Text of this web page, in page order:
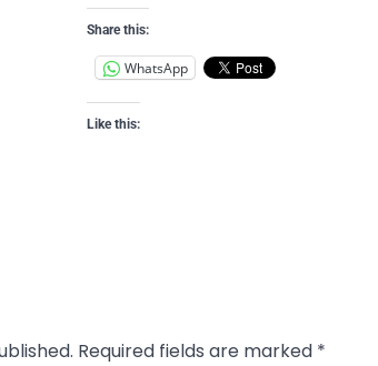
Share this:
WhatsApp
Like this:
Required fields are marked *